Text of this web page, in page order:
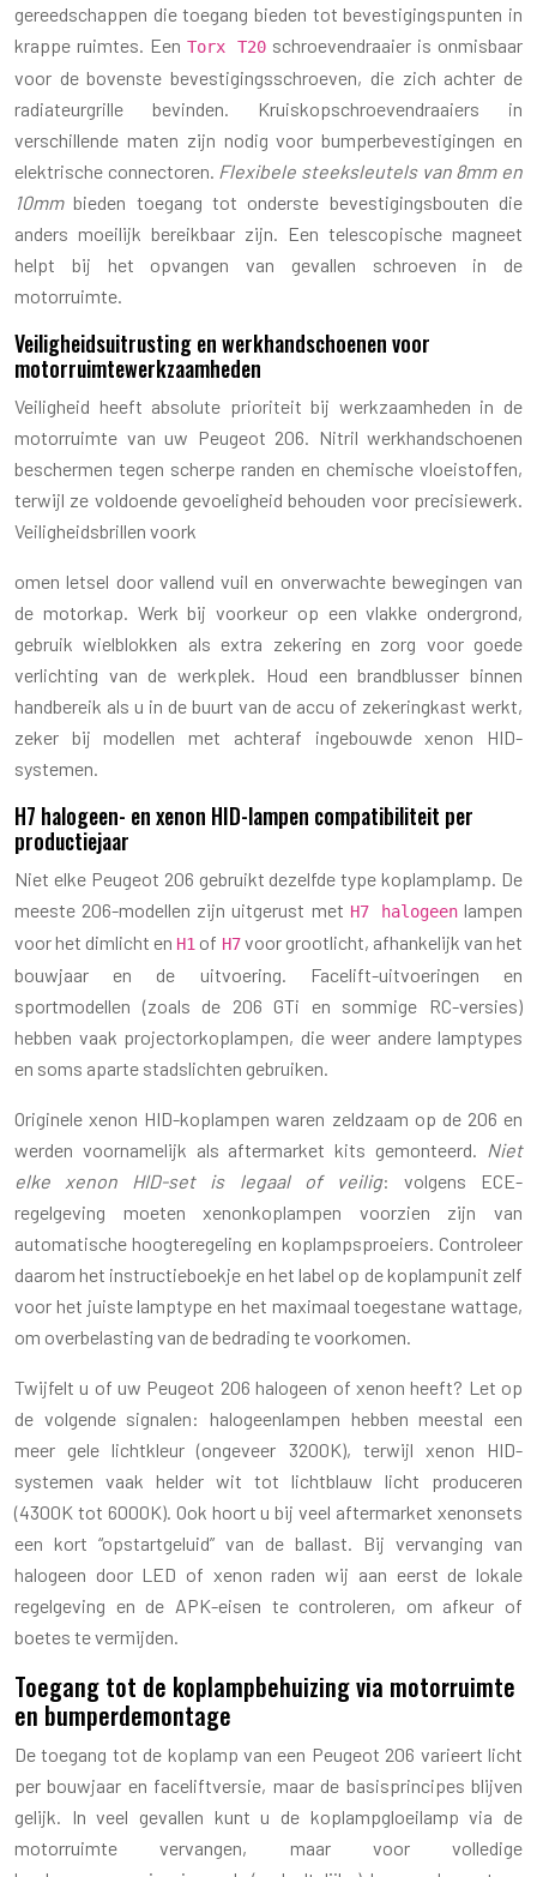
gereedschappen die toegang bieden tot bevestigingspunten in
krappe ruimtes. Een Torx T20 schroevendraaier is onmisbaar
voor de bovenste bevestigingsschroeven, die zich achter de
radiateurgrille bevinden. Kruiskopschroevendraaiers in
verschillende maten zijn nodig voor bumperbevestigingen en
elektrische connectoren. Flexibele steeksleutels van 8mm en
10mmbieden toegang tot onderste bevestigingsbouten die
anders moeilijk bereikbaar zijn. Een telescopische magneet
helpt bij het opvangen van gevallen schroeven in de
motorruimte.
Veiligheidsuitrusting en werkhandschoenen voor
motorruimtewerkzaamheden
Veiligheid heeft absolute prioriteit bij werkzaamheden in de
motorruimte van uw Peugeot 206. Nitril werkhandschoenen
beschermen tegen scherpe randen en chemische vloeistoffen,
terwijl ze voldoende gevoeligheid behouden voor precisiewerk.
Veiligheidsbrillen voork
omen letsel door vallend vuil en onverwachte bewegingen van
de motorkap. Werk bij voorkeur op een vlakke ondergrond,
gebruik wielblokken als extra zekering en zorg voor goede
verlichting van de werkplek. Houd een brandblusser binnen
handbereik als u in de buurt van de accu of zekeringkast werkt,
zeker bij modellen met achteraf ingebouwde xenon HID-
systemen.
H7 halogeen- en xenon HID-lampen compatibiliteit per
productiejaar
Niet elke Peugeot 206 gebruikt dezelfde type koplamplamp. De
meeste 206-modellen zijn uitgerust met H7 halogeenlampen
voor het dimlicht en H1 of H7voor grootlicht, afhankelijk van het
bouwjaar en de uitvoering. Facelift-uitvoeringen en
sportmodellen (zoals de 206 GTi en sommige RC-versies)
hebben vaak projectorkoplampen, die weer andere lamptypes
en soms aparte stadslichten gebruiken.
Originele xenon HID-koplampen waren zeldzaam op de 206 en
werden voornamelijk als aftermarket kits gemonteerd. Niet
elke xenon HID-set is legaal of veilig: volgens ECE-
regelgeving moeten xenonkoplampen voorzien zijn van
automatische hoogteregeling en koplampsproeiers. Controleer
daarom het instructieboekje en het label op de koplampunit zelf
voor het juiste lamptype en het maximaal toegestane wattage,
om overbelasting van de bedrading te voorkomen.
Twijfelt u of uw Peugeot 206 halogeen of xenon heeft? Let op
de volgende signalen: halogeenlampen hebben meestal een
meer gele lichtkleur (ongeveer 3200K), terwijl xenon HID-
systemen vaak helder wit tot lichtblauw licht produceren
(4300K tot 6000K). Ook hoort u bij veel aftermarket xenonsets
een kort “opstartgeluid” van de ballast. Bij vervanging van
halogeen door LED of xenon raden wij aan eerst de lokale
regelgeving en de APK-eisen te controleren, om afkeur of
boetes te vermijden.
Toegang tot de koplampbehuizing via motorruimte
en bumperdemontage
De toegang tot de koplamp van een Peugeot 206 varieert licht
per bouwjaar en faceliftversie, maar de basisprincipes blijven
gelijk. In veel gevallen kunt u de koplampgloeilamp via de
motorruimte vervangen, maar voor volledige